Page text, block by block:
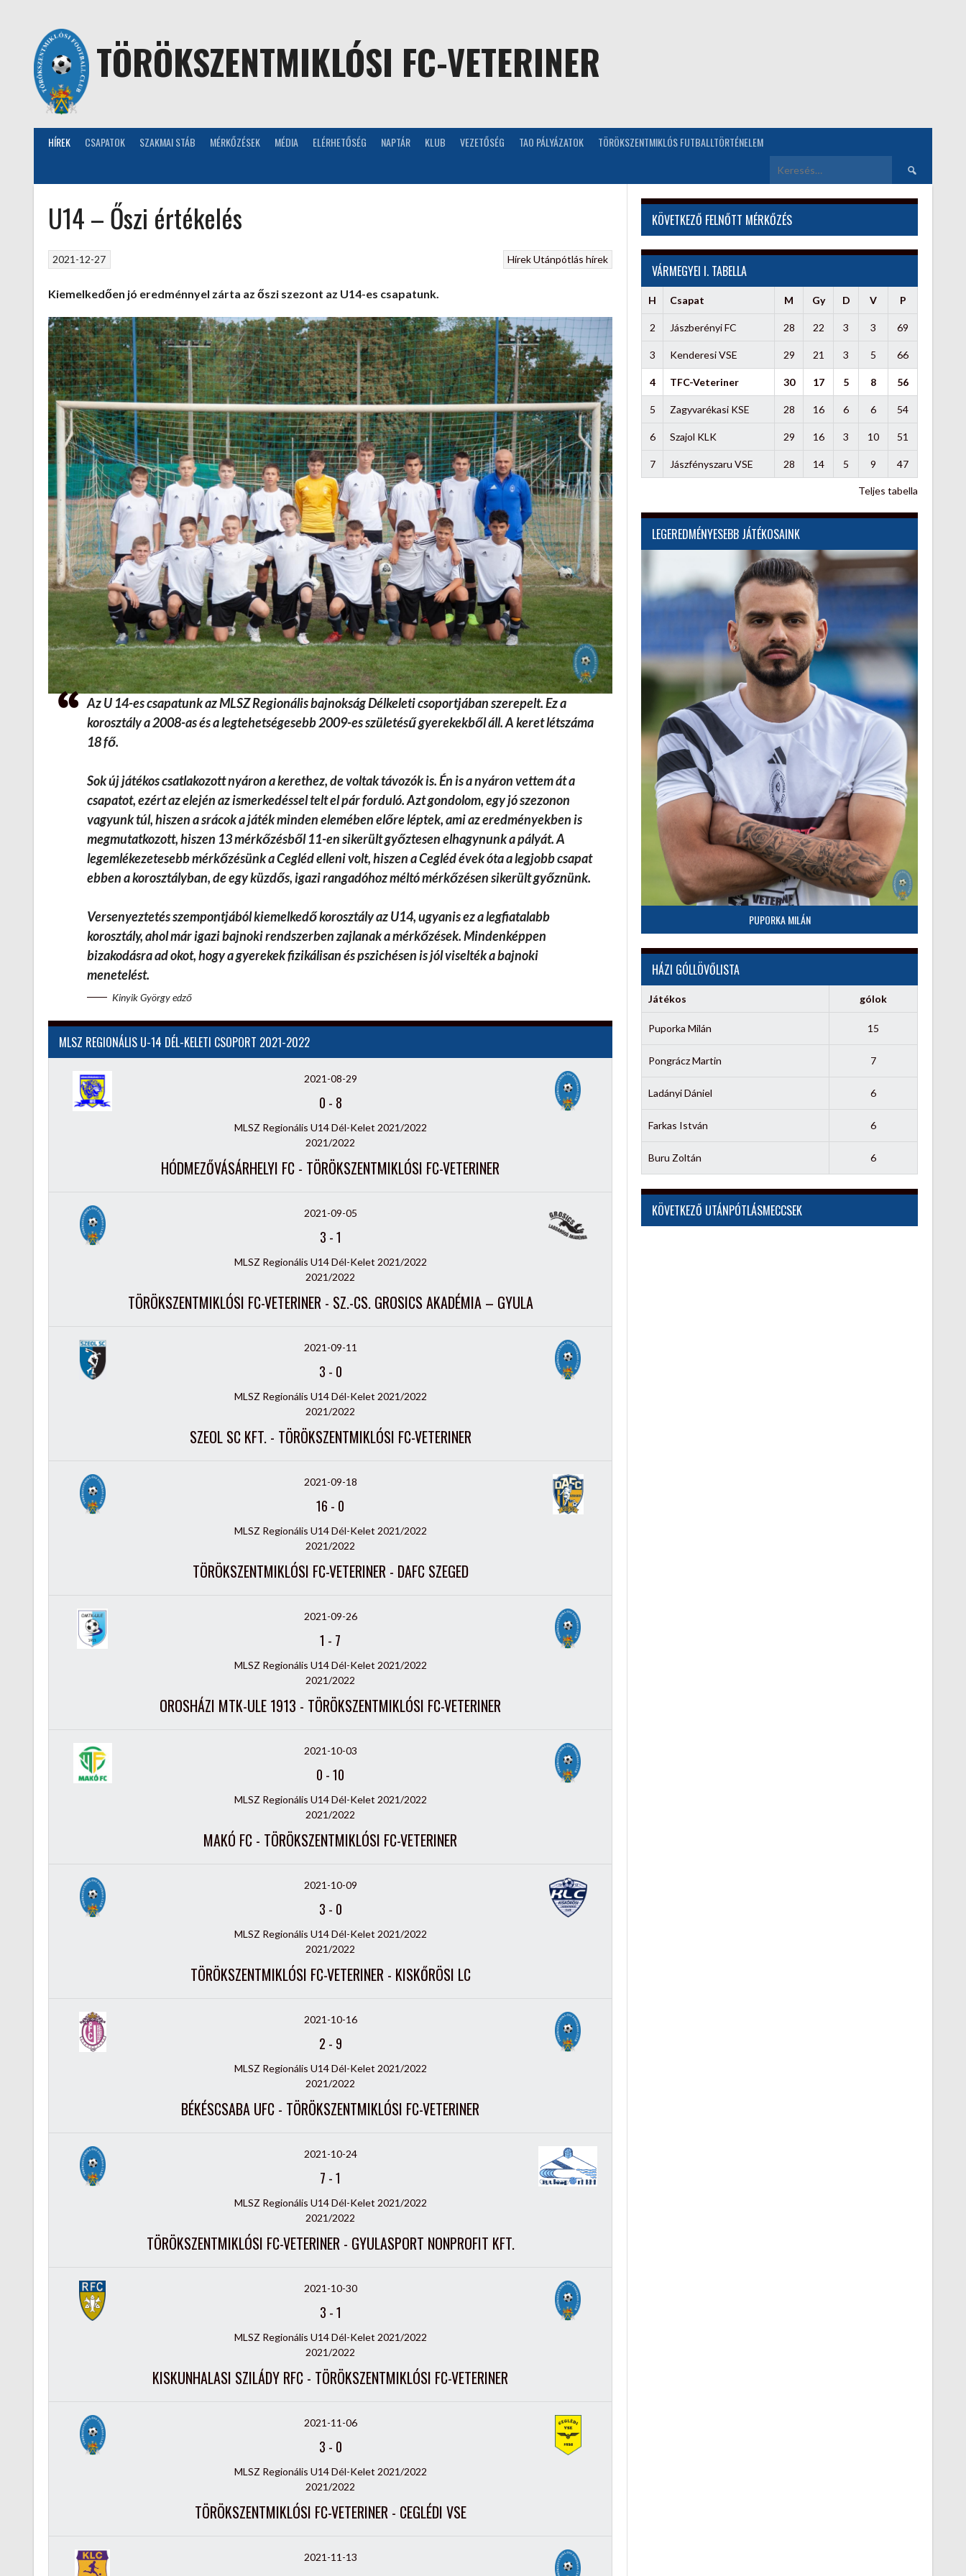
TÖRÖKSZENTMIKLÓSI FC-VETERINER
HÍREK CSAPATOK SZAKMAI STÁB MÉRKŐZÉSEK MÉDIA ELÉRHETŐSÉG NAPTÁR KLUB VEZETŐSÉG TAO PÁLYÁZATOK TÖRÖKSZENTMIKLÓS FUTBALLTÖRTÉNELEM
Keresés:
U14 – Őszi értékelés
HírekUtánpótlás hírek
2021-12-27
Kiemelkedően jó eredménnyel zárta az őszi szezont az U14-es csapatunk.
Az U 14-es csapatunk az MLSZ Regionális bajnokság Délkeleti csoportjában szerepelt. Ez a
korosztály a 2008-as és a legtehetségesebb 2009-es születésű gyerekekből áll. A keret létszáma
18 fő.
Sok új játékos csatlakozott nyáron a kerethez, de voltak távozók is. Én is a nyáron vettem át a
csapatot, ezért az elején az ismerkedéssel telt el pár forduló. Azt gondolom, egy jó szezonon
vagyunk túl, hiszen a srácok a játék minden elemében előre léptek, ami az eredményekben is
megmutatkozott, hiszen 13 mérkőzésből 11-en sikerült győztesen elhagynunk a pályát. A
legemlékezetesebb mérkőzésünk a Cegléd elleni volt, hiszen a Cegléd évek óta a legjobb csapat
ebben a korosztályban, de egy küzdős, igazi rangadóhoz méltó mérkőzésen sikerült győznünk.
Versenyeztetés szempontjából kiemelkedő korosztály az U14, ugyanis ez a legfiatalabb
korosztály, ahol már igazi bajnoki rendszerben zajlanak a mérkőzések. Mindenképpen
bizakodásra ad okot, hogy a gyerekek fizikálisan és pszichésen is jól viselték a bajnoki
menetelést.
Kinyik György edző
MLSZ REGIONÁLIS U-14 DÉL-KELETI CSOPORT 2021-2022
2021-08-29
0 - 8
MLSZ Regionális U14 Dél-Kelet 2021/2022
2021/2022
HÓDMEZŐVÁSÁRHELYI FC - TÖRÖKSZENTMIKLÓSI FC-VETERINER
2021-09-05
3 -1
MLSZ Regionális U14 Dél-Kelet 2021/2022
2021/2022
TÖRÖKSZENTMIKLÓSI FC-VETERINER - SZ.-CS. GROSICS AKADÉMIA – GYULA
2021-09-11
3 - 0
MLSZ Regionális U14 Dél-Kelet 2021/2022
2021/2022
SZEOL SC KFT. - TÖRÖKSZENTMIKLÓSI FC-VETERINER
2021-09-18
16 - 0
MLSZ Regionális U14 Dél-Kelet 2021/2022
2021/2022
TÖRÖKSZENTMIKLÓSI FC-VETERINER - DAFC SZEGED
2021-09-26
1 - 7
MLSZ Regionális U14 Dél-Kelet 2021/2022
2021/2022
OROSHÁZI MTK-ULE 1913 - TÖRÖKSZENTMIKLÓSI FC-VETERINER
2021-10-03
0 -10
MLSZ Regionális U14 Dél-Kelet 2021/2022
2021/2022
MAKÓ FC - TÖRÖKSZENTMIKLÓSI FC-VETERINER
2021-10-09
3 - 0
MLSZ Regionális U14 Dél-Kelet 2021/2022
2021/2022
TÖRÖKSZENTMIKLÓSI FC-VETERINER - KISKŐRÖSI LC
2021-10-16
2 - 9
MLSZ Regionális U14 Dél-Kelet 2021/2022
2021/2022
BÉKÉSCSABA UFC - TÖRÖKSZENTMIKLÓSI FC-VETERINER
2021-10-24
7 -1
MLSZ Regionális U14 Dél-Kelet 2021/2022
2021/2022
TÖRÖKSZENTMIKLÓSI FC-VETERINER - GYULASPORT NONPROFIT KFT.
2021-10-30
3 -1
MLSZ Regionális U14 Dél-Kelet 2021/2022
2021/2022
KISKUNHALASI SZILÁDY RFC - TÖRÖKSZENTMIKLÓSI FC-VETERINER
2021-11-06
3 - 0
MLSZ Regionális U14 Dél-Kelet 2021/2022
2021/2022
TÖRÖKSZENTMIKLÓSI FC-VETERINER - CEGLÉDI VSE
2021-11-13
KÖVETKEZŐ FELNŐTT MÉRKŐZÉS
VÁRMEGYEI I. TABELLA
H Csapat M Gy D V P
2 Jászberényi FC 28 22 3 3 69
3 Kenderesi VSE 29 21 3 5 66
4 TFC-Veteriner 30 17 5 8 56
5 Zagyvarékasi KSE 28 16 6 6 54
6 Szajol KLK 29 16 3 10 51
7 Jászfényszaru VSE 28 14 5 9 47
Teljes tabella
LEGEREDMÉNYESEBB JÁTÉKOSAINK
PUPORKA MILÁN
HÁZI GÓLLÖVŐLISTA
Játékos gólok
Puporka Milán 15
Pongrácz Martin 7
Ladányi Dániel 6
Farkas István 6
Buru Zoltán 6
KÖVETKEZŐ UTÁNPÓTLÁSMECCSEK